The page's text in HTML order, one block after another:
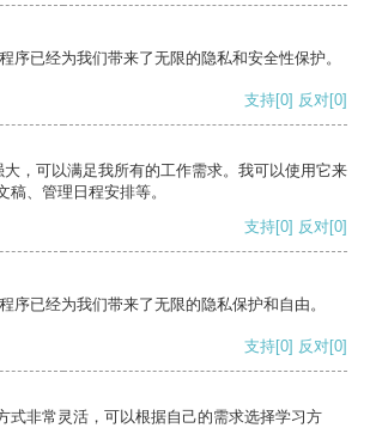
序已经为我们带来了无限的隐私和安全性保护。
支持[0] 反对[0]
，可以满足我所有的工作需求。我可以使用它来
稿、管理日程安排等。
支持[0] 反对[0]
序已经为我们带来了无限的隐私保护和自由。
支持[0] 反对[0]
式非常灵活，可以根据自己的需求选择学习方